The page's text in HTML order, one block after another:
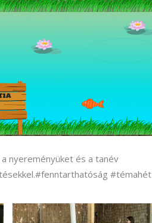
nyereményüket és a tanév
#témahét